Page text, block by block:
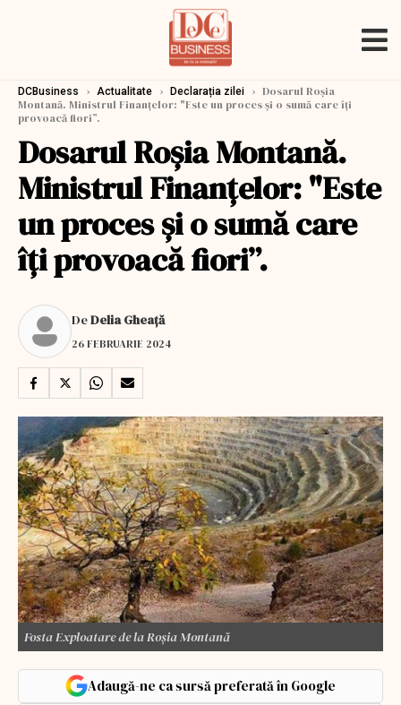
DCBusiness › Actualitate › Declarația zilei › Dosarul Roșia
Montană. Ministrul Finanțelor: "Este un proces şi o sumă care îţi
provoacă fiori”.
Dosarul Roșia Montană.
Ministrul Finanțelor: "Este
un proces şi o sumă care
îţi provoacă fiori”.
DeDelia Gheață
26 FEBRUARIE 2024
Fosta Exploatare de la Roșia Montană
Adaugă-ne ca sursă preferată în Google